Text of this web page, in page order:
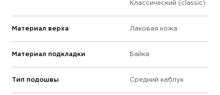
Классический (classic)
Материал верха Лаковая кожа
Материал подкладки Байка
Тип подошвы Средний каблук